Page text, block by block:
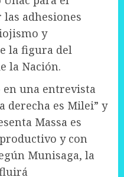
adhesiones
y
la figura del
la Nación.
una entrevista
derecha es Milei” y
Massa es
y con
Munisaga, la